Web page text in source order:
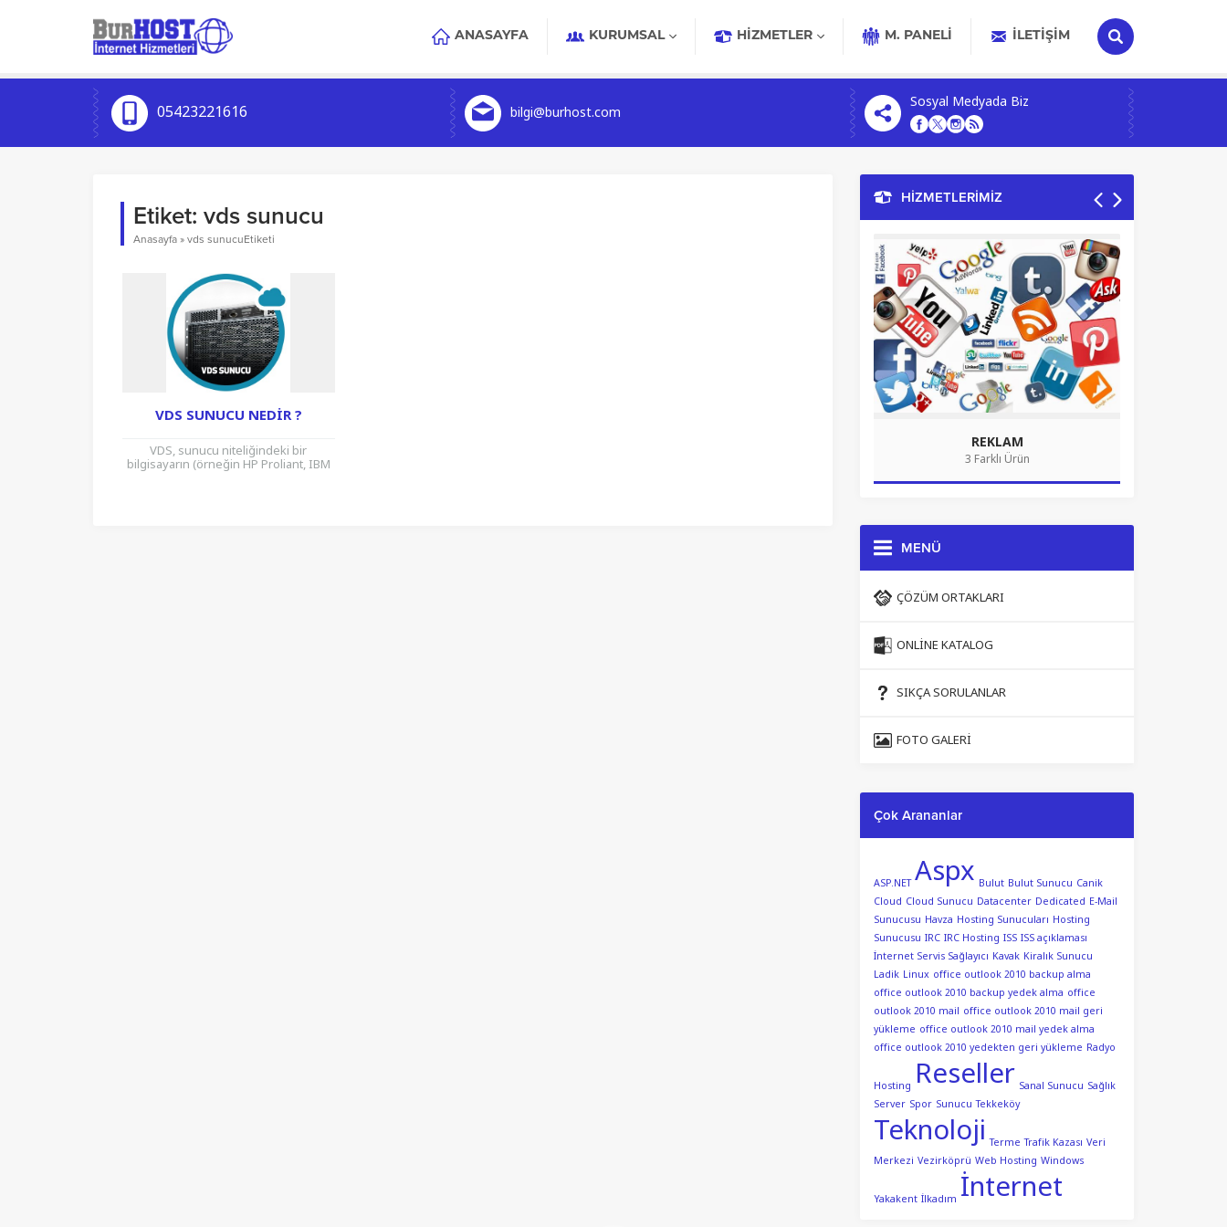
ANASAYFA KURUMSAL HIZMETLER M. PANELİ İLETIŞIM
05423221616 bilgi@burhost.com
Sosyal Medyada Biz
Etiket: vds sunucu
Anasayfa » vds sunucuEtiketi
VDS SUNUCU NEDIR ?
VDS, sunucu niteliğindeki bir
bilgisayarın (örneğin HP Proliant, IBM
HİZMETLERİMİZ
REKLAM
3 Farklı Ürün
MENÜ
ÇÖZÜM ORTAKLARI
ONLINE KATALOG
SIKÇA SORULANLAR
FOTO GALERI
Çok Arananlar
ASP.NET Aspx Bulut Bulut Sunucu Canik
Cloud Cloud Sunucu Datacenter Dedicated E-Mail
Sunucusu Havza Hosting Sunucuları Hosting
Sunucusu IRC IRC Hosting ISS ISS açıklaması
İnternet Servis Sağlayıcı Kavak Kiralık Sunucu
Ladik Linux office outlook 2010 backup alma
office outlook 2010 backup yedek alma office
outlook 2010 mail office outlook 2010 mail geri
yükleme office outlook 2010 mail yedek alma
office outlook 2010 yedekten geri yükleme Radyo
Hosting Reseller Sanal Sunucu Sağlık
Server Spor Sunucu Tekkeköy
Teknoloji Terme Trafik Kazası Veri
Merkezi Vezirköprü Web Hosting Windows
Yakakent İlkadım İnternet